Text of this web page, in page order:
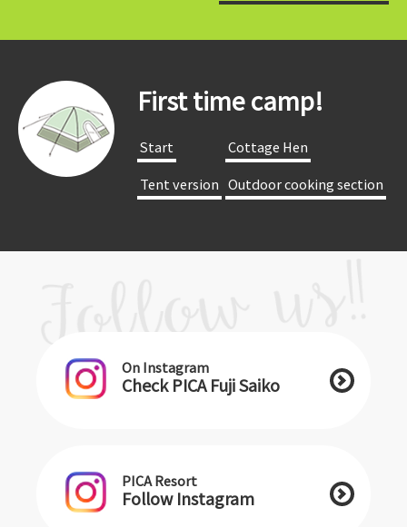
First time camp!
​ ​Start​ ​
​ ​Cottage Hen​ ​
​ ​Tent version​ ​ ​ ​Outdoor cooking section​ ​
On Instagram
Check PICA Fuji Saiko
PICA Resort
Follow Instagram